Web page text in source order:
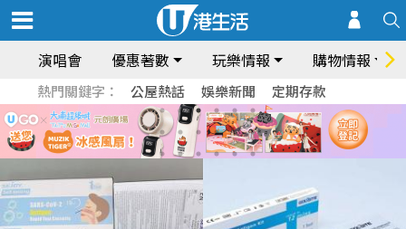
演唱會 優惠著數 玩樂情報 購物情報
熱門關鍵字： 公屋熱話 娛樂新聞 定期存款